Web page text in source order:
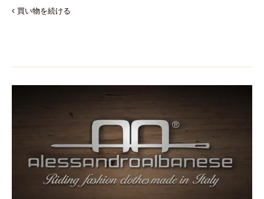
買い物を続ける